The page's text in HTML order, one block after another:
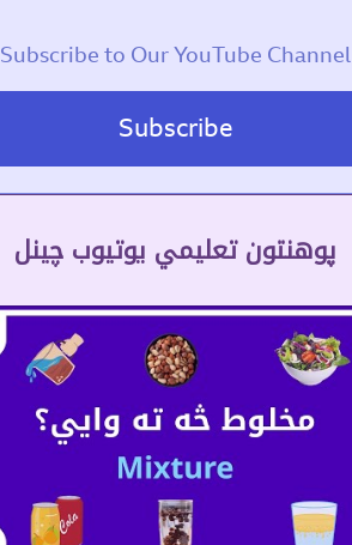
Subscribe to Our YouTube Channel
Subscribe
پوهنتون تعلیمي یوتیوب چینل